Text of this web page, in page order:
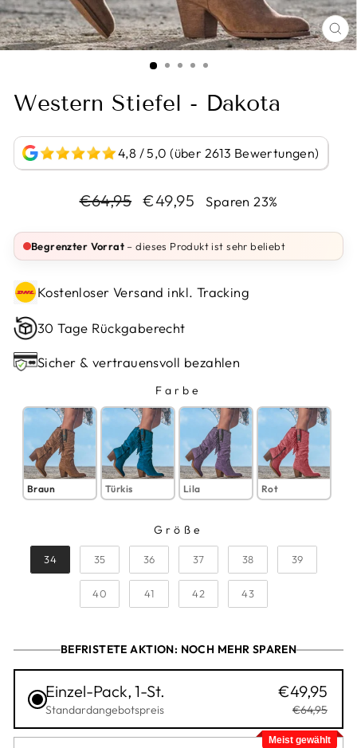
Western Stiefel - Dakota
4,8 / 5,0 (über 2613 Bewertungen)
Normaler
€64,95 Sonderpreis
€49,95 Sparen 23%
Begrenzter Vorrat – dieses Produkt ist sehr beliebt
Kostenloser Versand inkl. Tracking
30 Tage Rückgaberecht
Sicher & vertrauensvoll bezahlen
Farbe
FARBE
Braun Türkis Lila Rot
Größe
GRÖSSE
34
35 36 37 38 39
40 41 42 43
BEFRISTETE AKTION: NOCH MEHR SPAREN
Einzel-Pack, 1-St.
Standardangebotspreis
€49,95
€64,95
Meist gewählt